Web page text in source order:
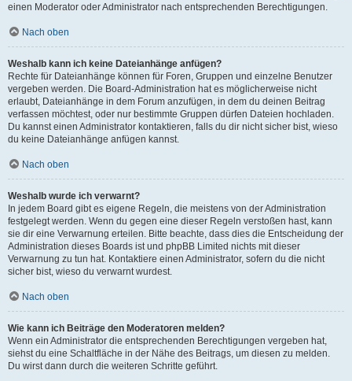
einen Moderator oder Administrator nach entsprechenden Berechtigungen.
Nach oben
Weshalb kann ich keine Dateianhänge anfügen?
Rechte für Dateianhänge können für Foren, Gruppen und einzelne Benutzer
vergeben werden. Die Board-Administration hat es möglicherweise nicht
erlaubt, Dateianhänge in dem Forum anzufügen, in dem du deinen Beitrag
verfassen möchtest, oder nur bestimmte Gruppen dürfen Dateien hochladen.
Du kannst einen Administrator kontaktieren, falls du dir nicht sicher bist, wieso
du keine Dateianhänge anfügen kannst.
Nach oben
Weshalb wurde ich verwarnt?
In jedem Board gibt es eigene Regeln, die meistens von der Administration
festgelegt werden. Wenn du gegen eine dieser Regeln verstoßen hast, kann
sie dir eine Verwarnung erteilen. Bitte beachte, dass dies die Entscheidung der
Administration dieses Boards ist und phpBB Limited nichts mit dieser
Verwarnung zu tun hat. Kontaktiere einen Administrator, sofern du die nicht
sicher bist, wieso du verwarnt wurdest.
Nach oben
Wie kann ich Beiträge den Moderatoren melden?
Wenn ein Administrator die entsprechenden Berechtigungen vergeben hat,
siehst du eine Schaltfläche in der Nähe des Beitrags, um diesen zu melden.
Du wirst dann durch die weiteren Schritte geführt.